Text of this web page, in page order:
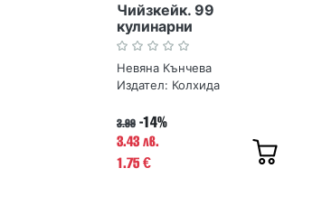
Чийзкейк. 99
кулинарни
шедьовъра
Невяна Кънчева
Издател: Колхида
3.99 -14%
3.43 лв.
1.75 €